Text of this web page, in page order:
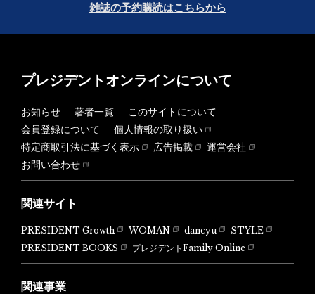
雑誌の予約購読はこちらから
プレジデントオンラインについて
お知らせ 著者一覧
このサイトについて
会員登録について
個人情報の取り扱い
特定商取引法に基づく表示
広告掲載
運営会社
お問い合わせ
関連サイト
PRESIDENT Growth WOMAN dancyu
STYLE
PRESIDENT BOOKS
プレジデントFamily Online
関連事業